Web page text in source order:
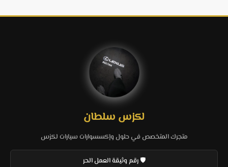
لكزس سلطان
متجرك المتخصص في حلول وإكسسوارات سيارات لكزس
🛡️ رقم وثيقة العمل الحر